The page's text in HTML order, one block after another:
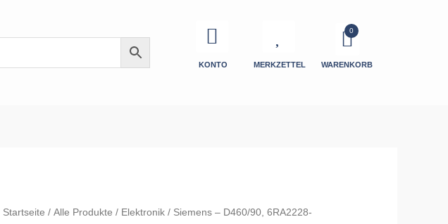
KONTO
MERKZETTEL WARENKORB
Startseite / Alle Produkte / Elektronik / Siemens – D460/90, 6RA2228-